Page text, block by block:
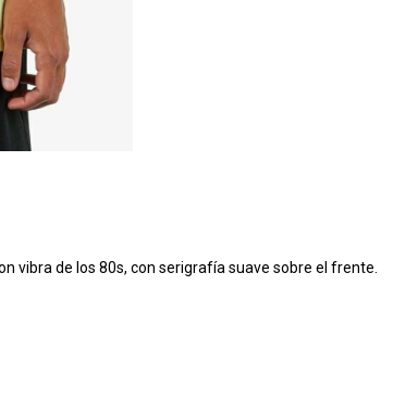
vibra de los 80s, con serigrafía suave sobre el frente.